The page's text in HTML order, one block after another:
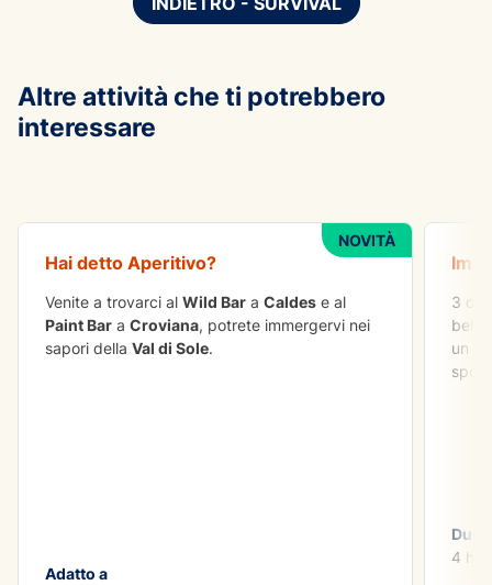
Altre attività che ti potrebbero
interessare
NOVITÀ
Hai detto Aperitivo?
Venite a trovarci al Wild Bar a Caldes e al
Paint Bar a Croviana, potrete immergervi nei
sapori della Val di Sole.
Adatto a
3
un
sport
4 h